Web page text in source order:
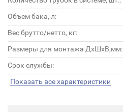
Объем бака, л:
Вес брутто/нетто, кг:
Размеры для монтажа ДхШхВ,мм:
Срок службы:
Показать все характеристики